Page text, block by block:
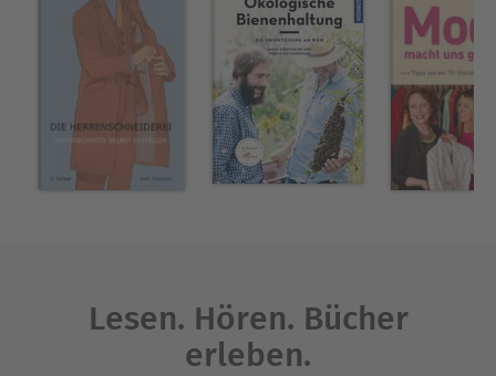
Rezeptsammlung erprobter Reinigungs- und
Pflegemittel, die alles umfasst, was im Haushalt
gebraucht wird und leicht hergestellt werden
Ausblenden
Lesen. Hören. Bücher
erleben.